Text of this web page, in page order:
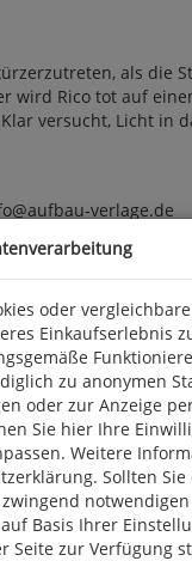
als die
wird Rico tot auf
versucht, Licht
verlage.de
oder
Einkaufserlebnis
zu anonymen
oder zur Anzeige
Sie hier Ihre
Weitere
Sollten
Basis Ihrer
Seite zur Verfügung